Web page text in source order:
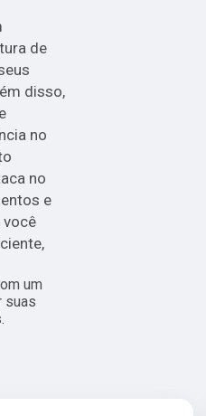
de
disso,
no
no
e
você
um
suas